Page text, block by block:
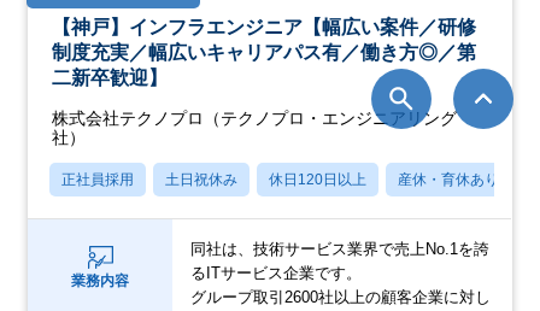
【神戸】インフラエンジニア【幅広い案件／研修
制度充実／幅広いキャリアパス有／働き方◎／第
二新卒歓迎】
株式会社テクノプロ（テクノプロ・エンジニアリング
社）
正社員採用 土日祝休み 休日120日以上 産休・育休あり
業務内容
同社は、技術サービス業界で売上No.1を誇
るITサービス企業です。
グループ取引2600社以上の顧客企業に対し